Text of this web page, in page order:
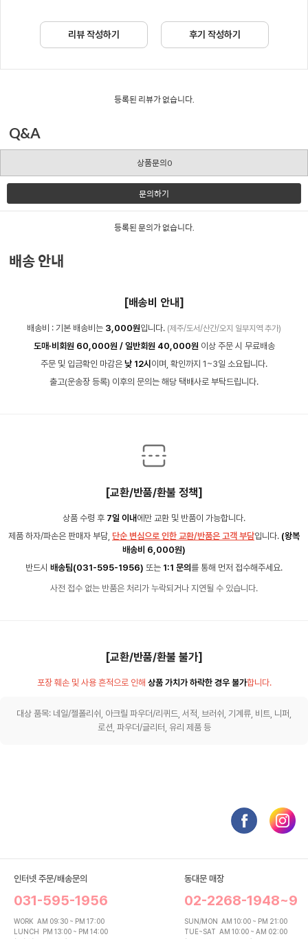
리뷰 작성하기 후기 작성하기
등록된 리뷰가 없습니다.
Q&A
상품문의0
문의하기
등록된 문의가 없습니다.
배송 안내
[배송비 안내]
배송비 : 기본 배송비는 3,000원입니다. (제주/도서/산간/오지 일부지역 추가)
도매·비회원 60,000원 / 일반회원 40,000원 이상 주문 시 무료배송
주문 및 입금확인 마감은 낮 12시 이며, 확인까지 1~3일 소요됩니다.
출고(운송장 등록) 이후의 문의는 해당 택배사로 부탁드립니다.
[교환/반품/환불 정책]
상품 수령 후 7일 이내 에만 교환 및 반품이 가능합니다.
제품 하자/파손은 판매자 부담, 단순 변심으로 인한 교환/반품은 고객 부담입니다. (왕복
배송비 6,000원)
반드시 배송팀(031-595-1956) 또는 1:1 문의 를 통해 먼저 접수해주세요.
사전 접수 없는 반품은 처리가 누락되거나 지연될 수 있습니다.
[교환/반품/환불 불가]
포장 훼손 및 사용 흔적으로 인해 상품 가치가 하락한 경우 불가합니다.
대상 품목: 네일/젤폴리쉬, 아크릴 파우더/리퀴드, 서적, 브러쉬, 기계류, 비트, 니퍼,
로션, 파우더/글리터, 유리 제품 등
인터넷 주문/배송문의
031-595-1956
WORK AM 09:30 ~ PM 17:00
LUNCH PM 13:00 ~ PM 14:00
동대문 매장
02-2268-1948~9
SUN/MON AM 10:00 ~ PM 21:00
TUE~SAT AM 10:00 ~ AM 02:00